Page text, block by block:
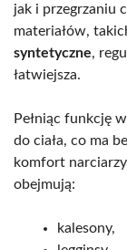
jak i przegrzaniu
materiałów,
syntetyczne,
łatwiejsza.
Pełniąc funkcję
do ciała, co ma
komfort
obejmują:
kalesony,